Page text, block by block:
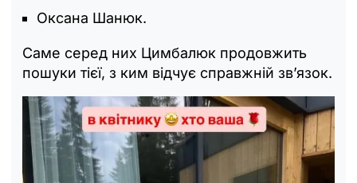
Оксана Шанюк.
Саме серед них Цимбалюк продовжить
пошуки тієї, з ким відчує справжній зв’язок.